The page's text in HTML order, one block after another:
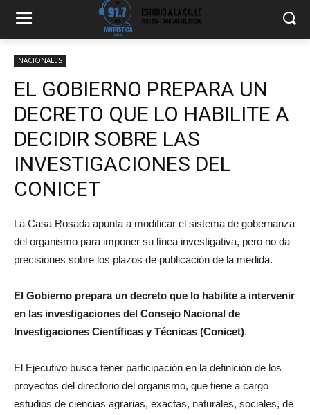
NACIONALES
EL GOBIERNO PREPARA UN
DECRETO QUE LO HABILITE A
DECIDIR SOBRE LAS
INVESTIGACIONES DEL
CONICET
La Casa Rosada apunta a modificar el sistema de gobernanza
del organismo para imponer su línea investigativa, pero no da
precisiones sobre los plazos de publicación de la medida.
El Gobierno prepara un decreto que lo habilite a intervenir
en las investigaciones del Consejo Nacional de
Investigaciones Científicas y Técnicas (Conicet).
El Ejecutivo busca tener participación en la definición de los
proyectos del directorio del organismo, que tiene a cargo
estudios de ciencias agrarias, exactas, naturales, sociales, de